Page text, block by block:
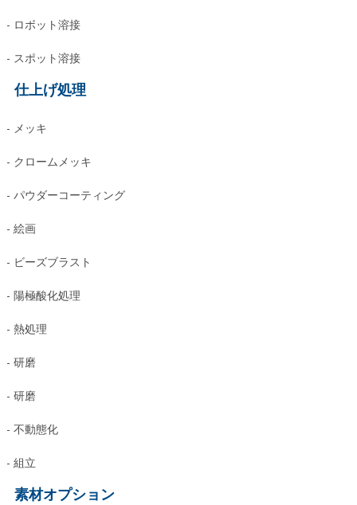
- ロボット溶接
- スポット溶接
仕上げ処理
- メッキ
- クロームメッキ
- パウダーコーティング
- 絵画
- ビーズブラスト
- 陽極酸化処理
- 熱処理
- 研磨
- 研磨
- 不動態化
- 組立
素材オプション